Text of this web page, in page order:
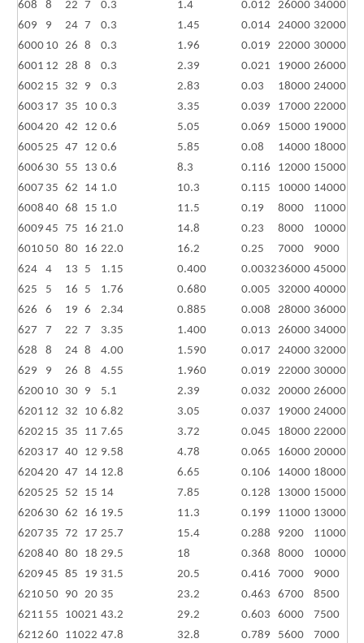
608 8 22 7 0.3 1.4 0.012 26000 34000
609
9 24 7 0.3 1.45 0.014 24000 32000
6000 10 26 8 0.3 1.96 0.019 22000 30000
6001 12 28 8 0.3 2.39 0.021 19000 26000
6002 15 32 9 0.3 2.83 0.03 18000 24000
6003 17 35 10 0.3 3.35 0.039 17000 22000
600420 42 12 0.6 5.05 0.069 15000 19000
6005 25 47 12 0.6 5.85 0.08 14000 18000
6006 30 55 13 0.6 8.3 0.116 12000 15000
6007 35 62 14 1.0 10.3 0.115 10000 14000
6008 40 68 15 1.0 11.5 0.19 8000
11000
6009 45 75 16 21.0 14.8 0.23 8000
10000
6010 50 80 16 22.0 16.2 0.25 7000
9000
624
4 13 5 1.15 0.400 0.0032 36000 45000
625
5 16 5 1.76 0.680 0.005 32000 40000
626
6 19 6 2.34 0.885 0.008 28000 36000
627
7 22 7 3.35 1.400 0.013 26000 34000
628
8 24 8 4.00 1.590 0.017 24000 32000
629
9 26 8 4.55 1.960 0.019 22000 30000
6200 10 30 9 5.1 2.39 0.032 20000 26000
6201 12 32 10 6.82 3.05 0.037 19000 24000
6202 15 35 11 7.65 3.72 0.045 18000 22000
6203 17 40 12 9.58 4.78 0.065 16000 20000
620420 47 14 12.8 6.65 0.106 14000 18000
6205 25 52 15 14 7.85 0.128 13000 15000
6206 30 62 16 19.5 11.3 0.199 11000 13000
6207 35 72 17 25.7 15.4 0.288 9200
11000
6208 40 80 18 29.5 18 0.368 8000
10000
6209 45 85 19 31.5 20.5 0.416 7000
9000
6210 50 90 20 35 23.2 0.463 6700
8500
6211 55 10021 43.2 29.2 0.603 6000
7500
6212 60 11022 47.8 32.8 0.789 5600
7000